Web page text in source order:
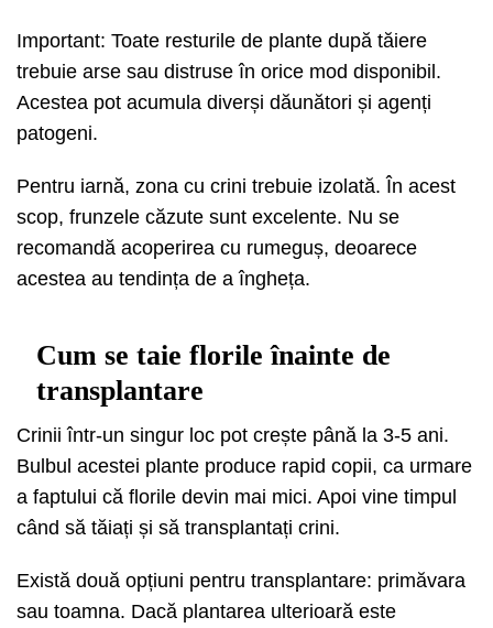
Important: Toate resturile de plante după tăiere
trebuie arse sau distruse în orice mod disponibil.
Acestea pot acumula diverși dăunători și agenți
patogeni.
Pentru iarnă, zona cu crini trebuie izolată. În acest
scop, frunzele căzute sunt excelente. Nu se
recomandă acoperirea cu rumeguș, deoarece
acestea au tendința de a îngheța.
Cum se taie florile înainte de
transplantare
Crinii într-un singur loc pot crește până la 3-5 ani.
Bulbul acestei plante produce rapid copii, ca urmare
a faptului că florile devin mai mici. Apoi vine timpul
când să tăiați și să transplantați crini.
Există două opțiuni pentru transplantare: primăvara
sau toamna. Dacă plantarea ulterioară este